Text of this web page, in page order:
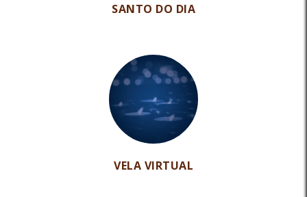
SANTO DO DIA
VELA VIRTUAL